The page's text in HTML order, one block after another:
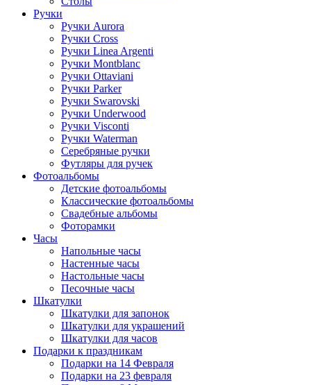
Ручки
Ручки Aurora
Ручки Cross
Ручки Linea Argenti
Ручки Montblanc
Ручки Ottaviani
Ручки Parker
Ручки Swarovski
Ручки Underwood
Ручки Visconti
Ручки Waterman
Серебряные ручки
Футляры для ручек
Фотоальбомы
Детские фотоальбомы
Классические фотоальбомы
Свадебные альбомы
Фоторамки
Часы
Напольные часы
Настенные часы
Настольные часы
Песочные часы
Шкатулки
Шкатулки для запонок
Шкатулки для украшений
Шкатулки для часов
Подарки к праздникам
Подарки на 14 Февраля
Подарки на 23 февраля